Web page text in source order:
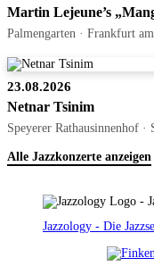
Martin Lejeune’s
Palmengarten · Frankfurt
23.08.2026
Netnar Tsinim
Speyerer Rathausinnenhof ·
Alle Jazzkonzerte anzeigen
Jazzology - Die